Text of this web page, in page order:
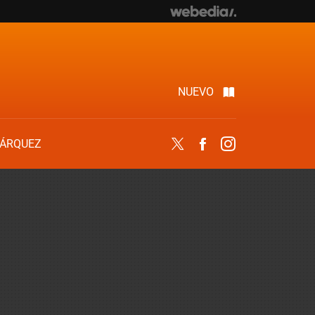
NUEVO
Twitter Facebook